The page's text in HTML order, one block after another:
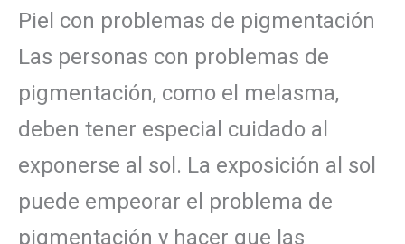
Piel con problemas de pigmentación
Las personas con problemas de
pigmentación, como el melasma,
deben tener especial cuidado al
exponerse al sol. La exposición al sol
puede empeorar el problema de
pigmentación y hacer que las